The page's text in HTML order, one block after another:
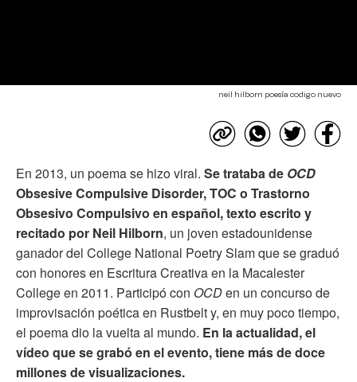
neil hilborn poesía codigo nuevo
En 2013, un poema se hizo viral. Se trataba de OCD
Obsesive Compulsive Disorder, TOC o Trastorno
Obsesivo Compulsivo en español, texto escrito y
recitado por Neil Hilborn, un joven estadounidense
ganador del College National Poetry Slam que se graduó
con honores en Escritura Creativa en la Macalester
College en 2011. Participó con OCDen un concurso de
improvisación poética en Rustbelt y, en muy poco tiempo,
el poema dio la vuelta al mundo. En la actualidad, el
vídeo que se grabó en el evento, tiene más de doce
millones de visualizaciones.